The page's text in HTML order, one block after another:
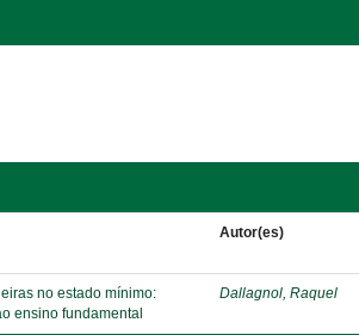
Autor(es)
no estado mínimo:
ensino fundamental
Dallagnol, Raquel